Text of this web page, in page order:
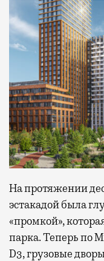
На протяжении
эстакадой была
«промкой»,
парка. Теперь по
D3, грузовые